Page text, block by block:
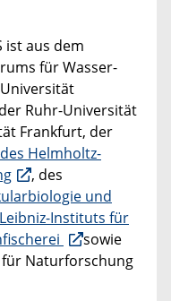
ist aus dem
für Wasser-
Ruhr-Universität
Frankfurt, der
des Helmholtz-
, des
und
Leibniz-Instituts für
sowie
für Naturforschung